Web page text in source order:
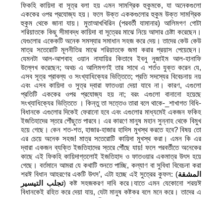
ফিকহি কায়িদা বা সূত্র বলা হয় এমন সামগ্রিক হুকুমকে, যা অনেকগুলো
এককের ওপর প্রযোজ্য হয়। ফলে উক্ত এককগুলোর হুকুম উক্ত সামগ্রিক
হুকুম থেকে জানা যায়। মুতাআখখিরিন (পরবর্তী যামানার) আলিমগণ গোটা
শরিয়াতকে কিছু সীমাবদ্ধ কায়িদা বা সূত্রের মাঝে নিয়ে আসার চেষ্টা করেছেন।
যেগুলোর একেকটি অনেক সমস্যার সমাধান সহজ করে দেয়। তাদের কেউ কেউ
মাত্র সতেরোটি মূলনীতির মাঝে শরিয়াতকে জমা করার প্রয়াস পেয়েছেন।
যেমনটা আল-আশবাহ ওয়ান নাযায়ির কিতাবে ইবনু নুজাইম আল-হানাফি
উল্লেখ করেছেন; অথচ এ আলিমগণই তার সাথে এ শর্তও যুক্ত করেন যে,
এসব সূত্র প্রাবল্য ও সংখ্যাধিক্যের ভিত্তিতে; প্রতি সদস্যের বিবেচনায় নয়
এবং এসব কায়িদা ও সুত্র দ্বারা ফাতওয়া দেয়া যাবে না। কারণ, এগুলো
প্রতিটি এককের ওপর প্রযোজ্য হয় না; বরং এগুলো বানানো হয়েছে
সংখ্যাধিক্যের ভিত্তিতে । কিন্তু তা সত্তেও তারা বলে থাকে-_শাখাগত বিধি-
বিধানকে এগুলোর দিকেই ফেরানো হবে এবং এগুলোর মাধ্যমেই একজন ফকিহ
ইজতিহাদের স্তরে পৌঁছুতে পারবে। এর কারণে মানুষ মহান সুন্নাহ থেকে বিমুখ
হয়ে গেছে। কেন শত-শত, হাজার-হাজার হাদিস মুখস্থ করতে হবে? বিষয় তো
এর চেয়ে অনেক সহজ! মাত্র সতেরোটি কায়িদা মুখস্থ করা। এমন কি এর
দ্বারা একজন ব্যক্তি ইজতিহাদের স্তরে পৌঁছে যায়! ফলে পরবর্তীতে অনেকের
কাছে এই ফিকহি কায়িদাগ্তলোই ইজতিহাদ ও ফাতওয়ার একমাত্র উৎস হয়ে
গেছে। বর্তমানে আমরা যে কথাটি শুনতে পাচ্ছি, কল্যাণ বা সুবিধা বিবেচনা করা
শরঈ বিধান আহরণের একটি উৎস’, এটা হচ্ছে এই সুত্রের কুফল: (المشقة
تجلب التيسير) কষ্ট সহজকরণ দাবি করে।যাতে এমন যেকোনো শরয়ঈ
বিধানকেই রহিত করে দেয়া যায়, যেটা মানুষ কষ্টকর বলে মনে করে। তাদের এ